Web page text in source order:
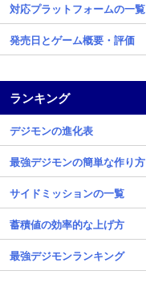
対応プラットフォームの一覧
発売日とゲーム概要・評価
ランキング
デジモンの進化表
最強デジモンの簡単な作り方
サイドミッションの一覧
蓄積値の効率的な上げ方
最強デジモンランキング